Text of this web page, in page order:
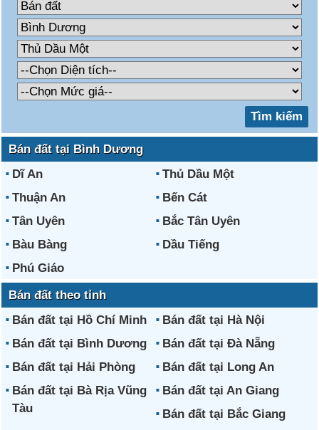
Bán đất tại Bình Dương
Dĩ An
Thủ Dầu Một
Thuận An
Bến Cát
Tân Uyên
Bắc Tân Uyên
Bàu Bàng
Dầu Tiếng
Phú Giáo
Bán đất theo tỉnh
Bán đất tại Hồ Chí Minh
Bán đất tại Hà Nội
Bán đất tại Bình Dương
Bán đất tại Đà Nẵng
Bán đất tại Hải Phòng
Bán đất tại Long An
Bán đất tại Bà Rịa Vũng
Tàu
Bán đất tại An Giang
Bán đất tại Bắc Giang